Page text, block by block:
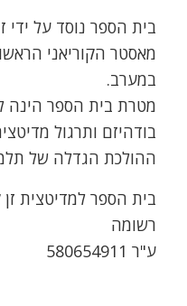
בית הספר נוסד על ידי
מאסטר הקוריאני
במערב.
מטרת בית הספר הינה
בודהיזם ותרגול
ההולכת הגדלה של
בית הספר למדיטצית
רשומה
ע"ר 580654911